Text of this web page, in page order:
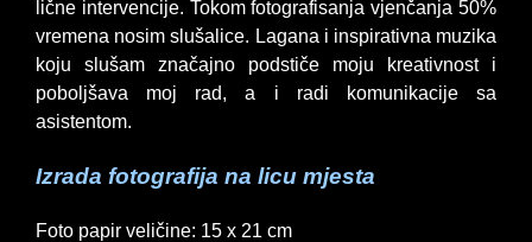
lične intervencije. Tokom fotografisanja vjenčanja 50%
vremena nosim slušalice. Lagana i inspirativna muzika
koju slušam značajno podstiče moju kreativnost i
poboljšava moj rad, a i radi komunikacije sa
asistentom.
Izrada fotografija na licu mjesta
Foto papir veličine: 15 x 21 cm